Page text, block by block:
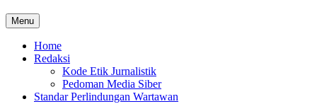
Menu
Home
Redaksi
Kode Etik Jurnalistik
Pedoman Media Siber
Standar Perlindungan Wartawan